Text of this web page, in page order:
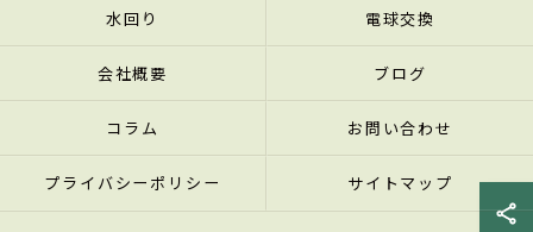
水回り 電球交換
会社概要 ブログ
コラム お問い合わせ
プライバシーポリシー サイトマップ